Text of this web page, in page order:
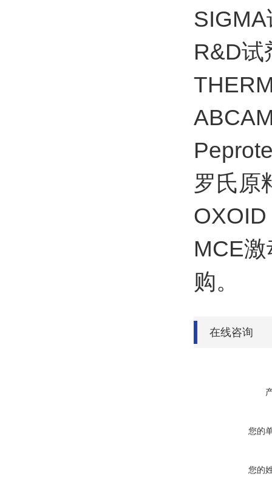
R&D试
罗氏原
MCE
购。
在线咨询
您的
您的